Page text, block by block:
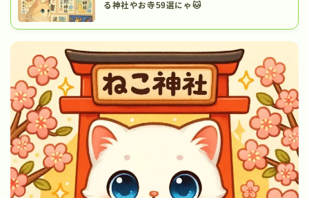
る神社やお寺59選にゃ🐱